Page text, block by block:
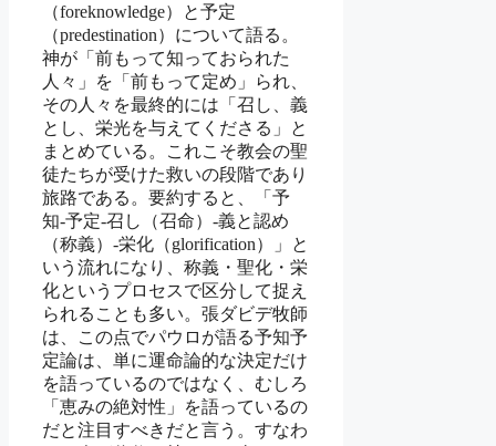
（foreknowledge）と予定
（predestination）について語る。
神が「前もって知っておられた
人々」を「前もって定め」られ、
その人々を最終的には「召し、義
とし、栄光を与えてくださる」と
まとめている。これこそ教会の聖
徒たちが受けた救いの段階であり
旅路である。要約すると、「予
知-予定-召し（召命）-義と認め
（称義）-栄化（glorification）」と
いう流れになり、称義・聖化・栄
化というプロセスで区分して捉え
られることも多い。張ダビデ牧師
は、この点でパウロが語る予知予
定論は、単に運命論的な決定だけ
を語っているのではなく、むしろ
「恵みの絶対性」を語っているの
だと注目すべきだと言う。すなわ